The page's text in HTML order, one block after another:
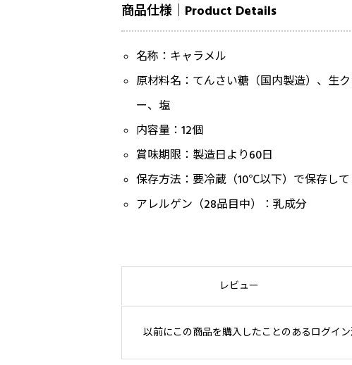
商品仕様｜Product Details
名称：キャラメル
原材料名：てんさい糖（国内製造）、生
ー、塩
内容量：12個
賞味期限：製造日より60日
保存方法：要冷蔵（10℃以下）で保存し
アレルゲン（28品目中）：乳成分
レビュー
以前にこの商品を購入したことのあるログイ